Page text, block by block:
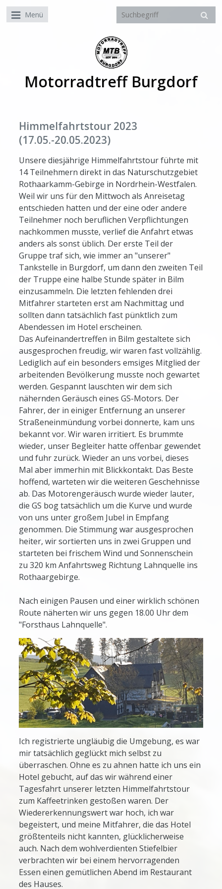
Menü
Motorradtreff Burgdorf
Himmelfahrtstour 2023
(17.05.-20.05.2023)
Unsere diesjährige Himmelfahrtstour führte mit
14 Teilnehmern direkt in das Naturschutzgebiet
Rothaarkamm-Gebirge in Nordrhein-Westfalen.
Weil wir uns für den Mittwoch als Anreisetag
entschieden hatten und der eine oder andere
Teilnehmer noch beruflichen Verpflichtungen
nachkommen musste, verlief die Anfahrt etwas
anders als sonst üblich. Der erste Teil der
Gruppe traf sich, wie immer an "unserer"
Tankstelle in Burgdorf, um dann den zweiten Teil
der Truppe eine halbe Stunde später in Bilm
einzusammeln. Die letzten fehlenden drei
Mitfahrer starteten erst am Nachmittag und
sollten dann tatsächlich fast pünktlich zum
Abendessen im Hotel erscheinen.
Das Aufeinandertreffen in Bilm gestaltete sich
ausgesprochen freudig, wir waren fast vollzählig.
Lediglich auf ein besonders emsiges Mitglied der
arbeitenden Bevölkerung musste noch gewartet
werden. Gespannt lauschten wir dem sich
nähernden Geräusch eines GS-Motors. Der
Fahrer, der in einiger Entfernung an unserer
Straßeneinmündung vorbei donnerte, kam uns
bekannt vor. Wir waren irritiert. Es brummte
wieder, unser Begleiter hatte offenbar gewendet
und fuhr zurück. Wieder an uns vorbei, dieses
Mal aber immerhin mit Blickkontakt. Das Beste
hoffend, warteten wir die weiteren Geschehnisse
ab. Das Motorengeräusch wurde wieder lauter,
die GS bog tatsächlich um die Kurve und wurde
von uns unter großem Jubel in Empfang
genommen. Die Stimmung war ausgesprochen
heiter, wir sortierten uns in zwei Gruppen und
starteten bei frischem Wind und Sonnenschein
zu 320 km Anfahrtsweg Richtung Lahnquelle ins
Rothaargebirge.
Nach einigen Pausen und einer wirklich schönen
Route näherten wir uns gegen 18.00 Uhr dem
"Forsthaus Lahnquelle".
Ich registrierte ungläubig die Umgebung, es war
mir tatsächlich geglückt mich selbst zu
überraschen. Ohne es zu ahnen hatte ich uns ein
Hotel gebucht, auf das wir während einer
Tagesfahrt unserer letzten Himmelfahrtstour
zum Kaffeetrinken gestoßen waren. Der
Wiedererkennungswert war hoch, ich war
begeistert, und meine Mitfahrer, die das Hotel
größtenteils nicht kannten, glücklicherweise
auch. Nach dem wohlverdienten Stiefelbier
verbrachten wir bei einem hervorragenden
Essen einen gemütlichen Abend im Restaurant
des Hauses.